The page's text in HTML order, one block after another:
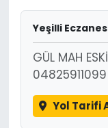
Yeşilli
GÜL MAH
04825911099
Yol Tarifi